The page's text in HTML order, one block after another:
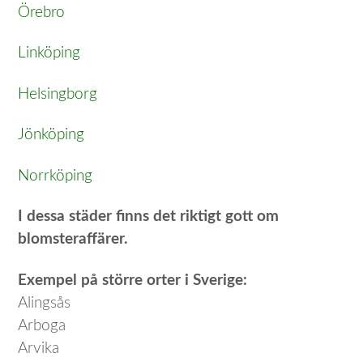
Örebro
Linköping
Helsingborg
Jönköping
Norrköping
I dessa städer finns det riktigt gott om
blomsteraffärer.
Exempel på större orter i Sverige:
Alingsås
Arboga
Arvika